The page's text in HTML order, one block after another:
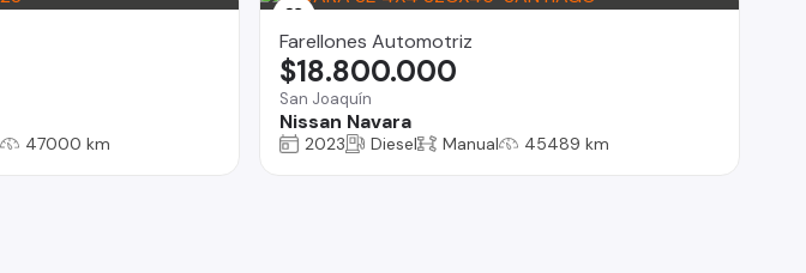
47000 km
Farellones Automotriz
San Joaquín
Nissan Navara
$18.800.000
2023 Diesel Manual 45489 km